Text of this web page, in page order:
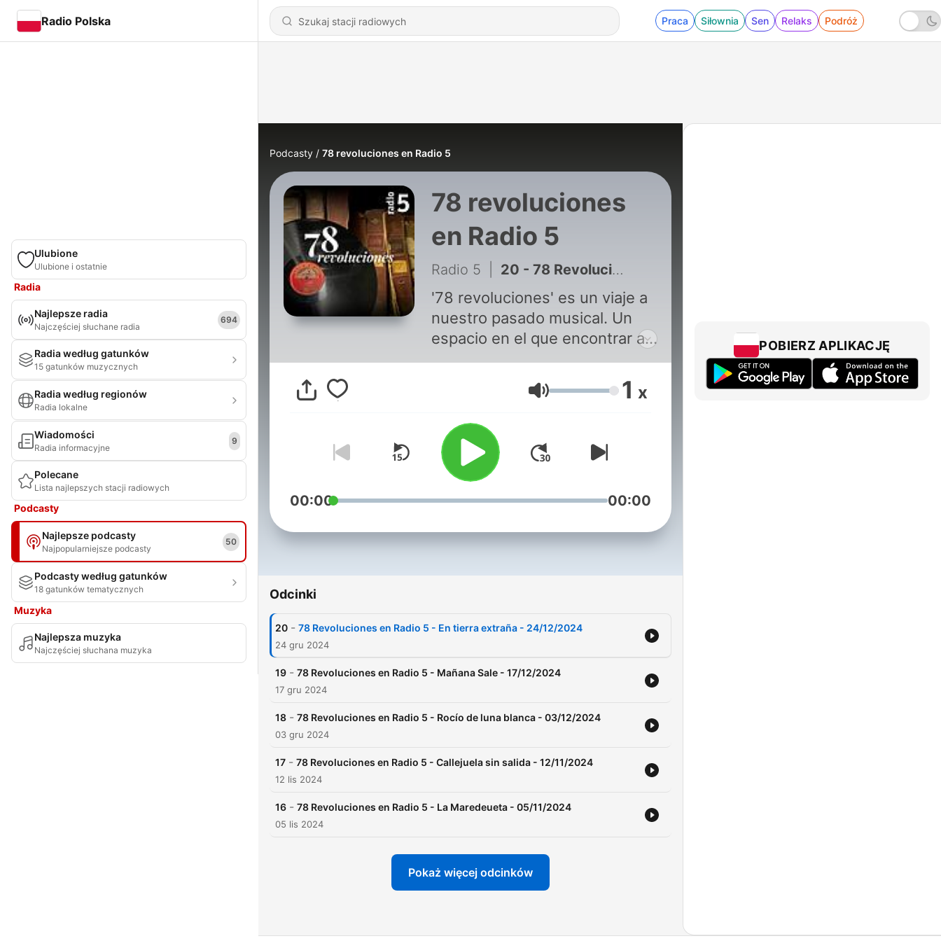
Radio Polska Praca Siłownia Sen Relaks Podróż
Ulubione
Ulubione i ostatnie
Radia
Najlepsze radia
Najczęściej słuchane radia
694
Radia według gatunków
15 gatunków muzycznych
Radia według regionów
Radia lokalne
Wiadomości
Radia informacyjne
9
Polecane
Lista najlepszych stacji radiowych
Podcasty
Najlepsze podcasty
Najpopularniejsze podcasty
50
Podcasty według gatunków
18 gatunków tematycznych
Muzyka
Najlepsza muzyka
Najczęściej słuchana muzyka
Podcasty 78 revoluciones en Radio 5
78 revoluciones
en Radio 5
Radio 5 20 - 78 Revoluciones en Radio 5 - En tierra extraña - 24/12/2024
'78 revoluciones' es un viaje a
nuestro pasado musical. Un
espacio en el que encontrar a
grandes artistas de otras
épocas y canciones que no
suenan con frecuencia.
Głośność 1 x
00:00 00:00
Odcinki
20 - 78 Revoluciones en Radio 5 - En tierra extraña - 24/12/2024
24 gru 2024
19 - 78 Revoluciones en Radio 5 - Mañana Sale - 17/12/2024
17 gru 2024
18 - 78 Revoluciones en Radio 5 - Rocío de luna blanca - 03/12/2024
03 gru 2024
17 - 78 Revoluciones en Radio 5 - Callejuela sin salida - 12/11/2024
12 lis 2024
16 - 78 Revoluciones en Radio 5 - La Maredeueta - 05/11/2024
05 lis 2024
Pokaż więcej odcinków
POBIERZ APLIKACJĘ